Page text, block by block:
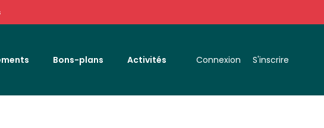
Bons-plans Activités Connexion S'inscrire